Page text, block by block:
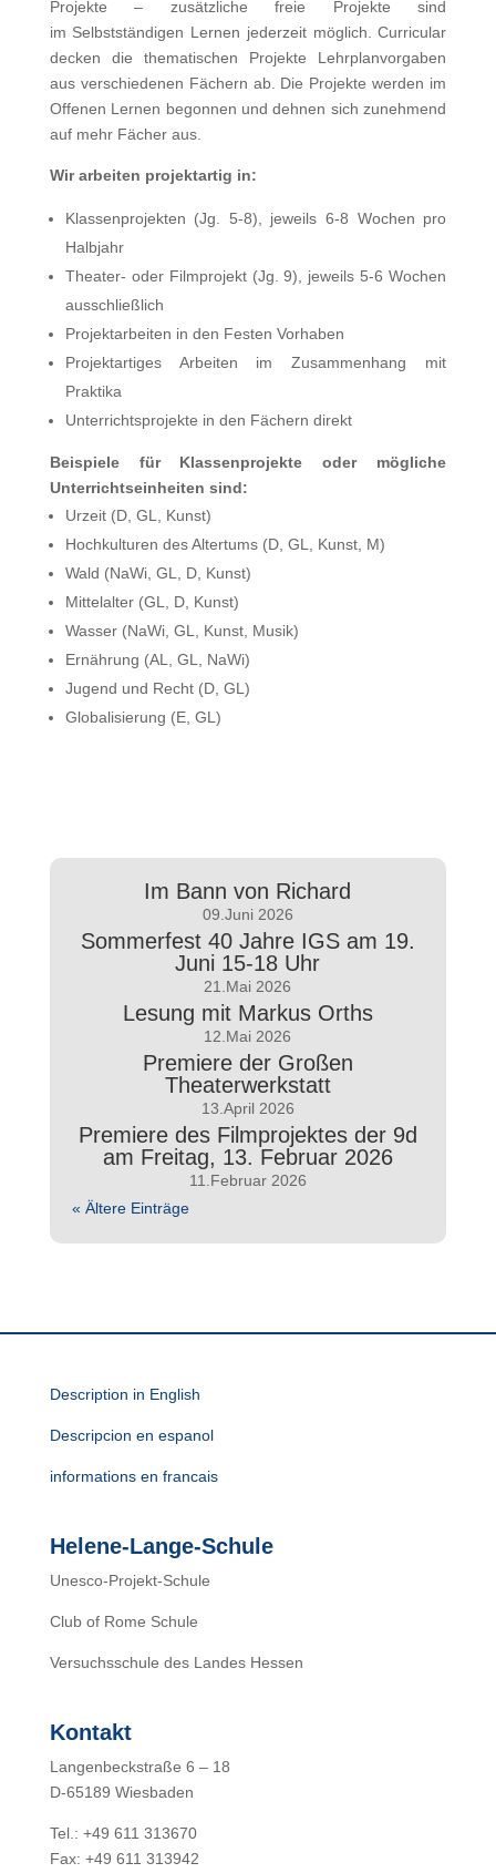
Projekte – zusätzliche freie Projekte sind
im Selbstständigen Lernen jederzeit möglich. Curricular
decken die thematischen Projekte Lehrplanvorgaben
aus verschiedenen Fächern ab. Die Projekte werden im
Offenen Lernen begonnen und dehnen sich zunehmend
auf mehr Fächer aus.
Wir arbeiten projektartig in:
Klassenprojekten (Jg. 5-8), jeweils 6-8 Wochen pro
Halbjahr
Theater- oder Filmprojekt (Jg. 9), jeweils 5-6 Wochen
ausschließlich
Projektarbeiten in den Festen Vorhaben
Projektartiges Arbeiten im Zusammenhang mit
Praktika
Unterrichtsprojekte in den Fächern direkt
Beispiele für Klassenprojekte oder mögliche
Unterrichtseinheiten sind:
Urzeit (D, GL, Kunst)
Hochkulturen des Altertums (D, GL, Kunst, M)
Wald (NaWi, GL, D, Kunst)
Mittelalter (GL, D, Kunst)
Wasser (NaWi, GL, Kunst, Musik)
Ernährung (AL, GL, NaWi)
Jugend und Recht (D, GL)
Globalisierung (E, GL)
Im Bann von Richard
09.Juni 2026
Sommerfest 40 Jahre IGS am 19.
Juni 15-18 Uhr
21.Mai 2026
Lesung mit Markus Orths
12.Mai 2026
Premiere der Großen
Theaterwerkstatt
13.April 2026
Premiere des Filmprojektes der 9d
am Freitag, 13. Februar 2026
11.Februar 2026
« Ältere Einträge
Description in English
Descripcion en espanol
informations en francais
Helene-Lange-Schule
Unesco-Projekt-Schule
Club of Rome Schule
Versuchsschule des Landes Hessen
Kontakt
Langenbeckstraße 6 – 18
D-65189 Wiesbaden
Tel.: +49 611 313670
Fax: +49 611 313942